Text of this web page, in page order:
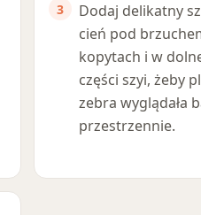
Dodaj delikatny
cień pod
kopytach i w
części szyi, żeby
zebra wyglądała
przestrzennie.